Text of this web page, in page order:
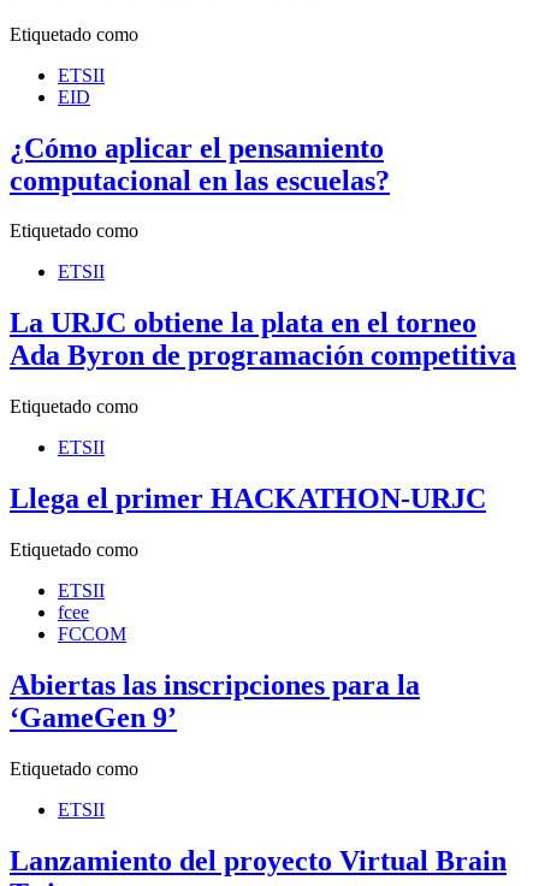
Etiquetado como
ETSII
EID
¿Cómo aplicar el pensamiento
computacional en las escuelas?
Etiquetado como
ETSII
La URJC obtiene la plata en el torneo
Ada Byron de programación competitiva
Etiquetado como
ETSII
Llega el primer HACKATHON-URJC
Etiquetado como
ETSII
fcee
FCCOM
Abiertas las inscripciones para la
‘GameGen 9’
Etiquetado como
ETSII
Lanzamiento del proyecto Virtual Brain